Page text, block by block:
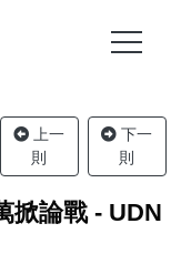
上一
則
下一
則
掀論戰 - UDN